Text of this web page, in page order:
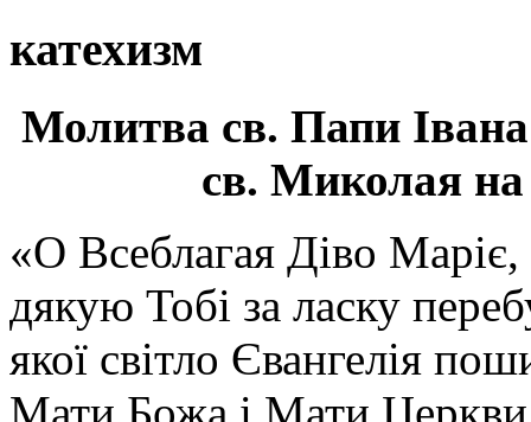
катехизм
Молитва св. Папи
св. Миколая на
«О Всеблагая Діво
дякую Тобі за ласку
якої світло Євангелія
Мати Божа і Мати